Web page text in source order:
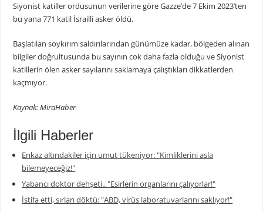
Siyonist katiller ordusunun verilerine göre Gazze’de 7 Ekim 2023’ten
bu yana 771 katil İsrailli asker öldü.
Başlatılan soykırım saldırılarından günümüze kadar, bölgeden alınan
bilgiler doğrultusunda bu sayının cok daha fazla olduğu ve Siyonist
katillerin ölen asker sayılarını saklamaya çalıştıkları dikkatlerden
kaçmıyor.
Kaynak: MiraHaber
İlgili Haberler
Enkaz altındakiler için umut tükeniyor: "Kimliklerini asla
bilemeyeceğiz!"
Yabancı doktor dehşeti.. "Esirlerin organlarını çalıyorlar!"
İstifa etti, sırları döktü: "ABD, virüs laboratuvarlarını saklıyor!"